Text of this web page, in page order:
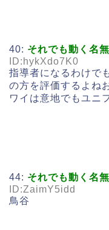
40: それでも動く名
ID:hykXdo7K0
指導者になるわけで
の方を評価するよね
ワイは意地でもユニ
44: それでも動く名
ID:ZaimY5idd
鳥谷